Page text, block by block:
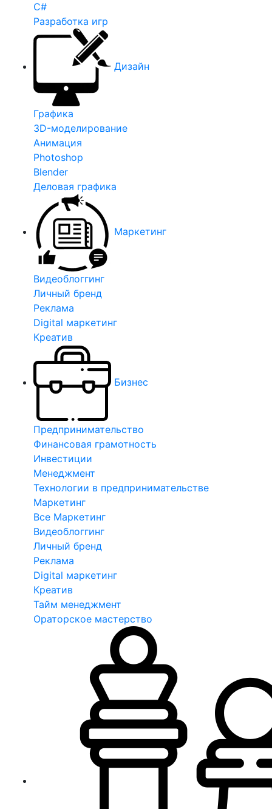
C#
Разработка игр
Дизайн
Графика
3D-моделирование
Анимация
Photoshop
Blender
Деловая графика
Маркетинг
Видеоблоггинг
Личный бренд
Реклама
Digital маркетинг
Креатив
Бизнес
Предпринимательство
Финансовая грамотность
Инвестиции
Менеджмент
Технологии в предпринимательстве
Маркетинг
Все Маркетинг
Видеоблоггинг
Личный бренд
Реклама
Digital маркетинг
Креатив
Тайм менеджмент
Ораторское мастерство